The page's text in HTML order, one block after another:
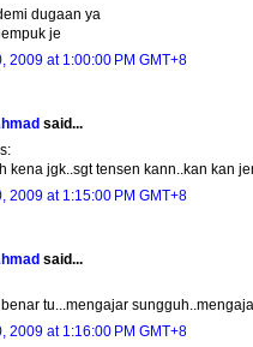
dugaan ya
je
2009 at 1:00:00 PM GMT+8
said...
kena jgk..sgt tensen kann..kan kan
2009 at 1:15:00 PM GMT+8
said...
tu...mengajar
2009 at 1:16:00 PM GMT+8